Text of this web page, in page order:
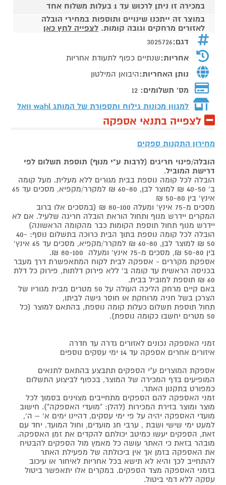
במכירה זו ניתן לרכוש עד 1 בעלות משלוח אחד
במוצר זה ייתכנו שינויים ותוספות במחירי הובלה
לאזורים מרחקים וגובה קומות. לצפייה לחץ כאן
דגם:3025726
אחריות:שנתיים כפוף לתעודת אחריות
נותן האחריות:היבואן המילטון
מס' תשלומים: 12
למגוון מכונות גילוח ותספורת של המותגwahl וואל
לצפייה בתנאי אספקה
מחירון התקנות ספקים
הובלה/פינוי חריגים (לרבות ע"י מנוף) תוספת תשלום לפי
דרישת המוביל.
הובלה לכל קומה נוספת בבית מגורים ללא מעלית. מעל קומה
ב' 40-50 ₪ למוצר לבן, 60-80 ₪ למקרר/מקפיא, מסכים עד 65
אינץ' בין 50-80 ₪
מסכים מ-75 אינץ' ומעלה 80-100 ₪ (במסכים אלו ברוב
המקרים יידרש מנוף ותחול הוראת הובלה חריגה שלעיל. אם לא
יידרש מנוף תחול תוספת הקומות כבר מהקומה הראשונה)
הובלה לכל קומה נוספת בתוך הבית כרוכה בתשלום נוסף: 40-
50 ₪ למוצר לבן, 60-80 ₪ למקרר/מקפיא, מסכים עד 65 אינץ'
בין 50-80 ₪, מסכים מ-75 אינץ' ומעלה 80-100 ₪.
אספקת מקררים - אספקה לבית לקוח המתאפשרת דרך מעבר
בכניסה הראשית עד קומה ב' ללא פירוק דלתות, פירוק כל דלת
60 ₪ תוספת למוביל בבית.
באם קיים מרחק הליכה העולה על 50 מטרים מבית מגוריו של
הצרכן בשל חניה מרוחקת או חוסר גישה לביתו,
תחול תוספת תשלום כעלות קומה נוספת, בהתאם למוצר (כל
50 מטרים יחשבו כקומה נוספת).
זמני האספקה נכונים לאזורים גדרה עד חדרה
איזורים אחרים אספקה עד 14 ימי עסקים נוספים
אספקת המוצרים ע"י הספקים תתבצע בהתאם לתנאים
המופיעים בדף המכירה של המוצר, בכפוף לביצוע התשלום
כמפורט בתקנון האתר.
זמני האספקה להם הספקים מתחייבים מצוינים בסמוך לכל
מוצר ומוצר בזירת המכירות (להלן: "מועדי האספקה"). חישוב
מועדי האספקה יהיה על פי ימי עסקים, דהיינו ימים א' – ה',
למעט ימי שישי ושבת , ערבי חג מועדים, וחול המועד. יחד עם
זאת, הספקים יעשו כמיטב יכולתם להקדים את זמן האספקה.
מובהר בזאת כי האתר עושה כל מאמץ מול הספקים להבטיח
את האספקה בזמן אך אין ביכולתה של מפעילת האתר
להתחייב לכך והיא לא תישא בכל אחריות לאיחור או עיכוב
בזמני האספקה מצד הספקים. במקרים אלו יתאפשר ביטול
עסקה ללא דמי ביטול.